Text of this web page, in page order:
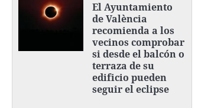
El Ayuntamiento
de València
recomienda a los
vecinos comprobar
si desde el balcón o
terraza de su
edificio pueden
seguir el eclipse